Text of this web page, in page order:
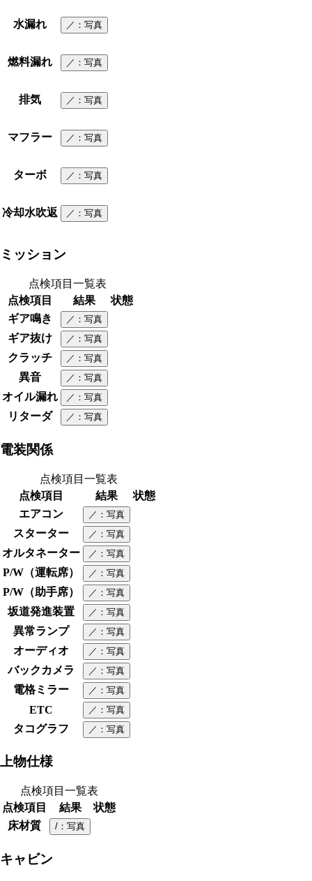
水漏れ ／ ：写真
燃料漏れ ／ ：写真
排気 ／ ：写真
マフラー ／ ：写真
ターボ ／ ：写真
冷却水吹返 ／ ：写真
ミッション
点検項目一覧表
点検項目
結果
状態
ギア鳴き
／ ：写真
ギア抜け ／ ：写真
クラッチ ／ ：写真
異音 ／ ：写真
オイル漏れ ／ ：写真
リターダ ／ ：写真
電装関係
点検項目一覧表
点検項目
結果
状態
エアコン
／ ：写真
スターター ／ ：写真
オルタネーター ／ ：写真
P/W（運転席） ／ ：写真
P/W（助手席） ／ ：写真
坂道発進装置 ／ ：写真
異常ランプ ／ ：写真
オーディオ ／ ：写真
バックカメラ ／ ：写真
電格ミラー ／ ：写真
ETC ／ ：写真
タコグラフ ／ ：写真
上物仕様
点検項目一覧表
点検項目
結果
状態
床材質
/ ：写真
キャビン